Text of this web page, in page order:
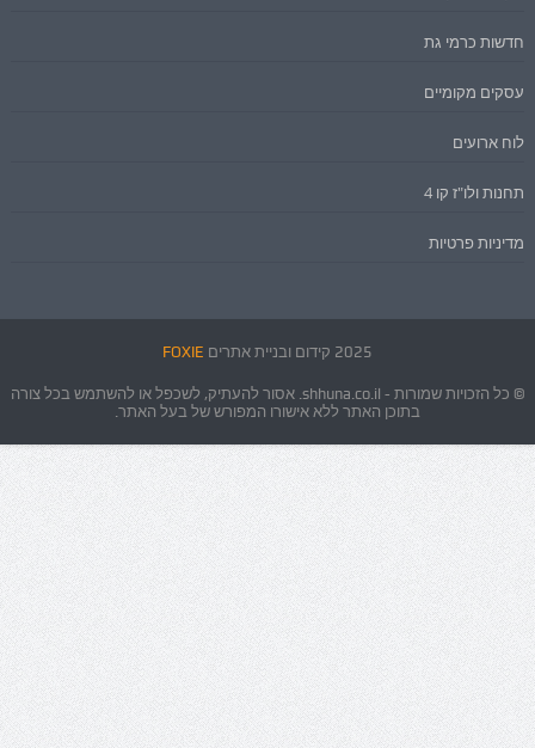
חדשות כרמי גת
עסקים מקומיים
לוח ארועים
תחנות ולו"ז קו 4
מדיניות פרטיות
2025 קידום ובניית אתרים FOXIE
© כל הזכויות שמורות - shhuna.co.il. אסור להעתיק, לשכפל או להשתמש בכל צורה
בתוכן האתר ללא אישורו המפורש של בעל האתר.